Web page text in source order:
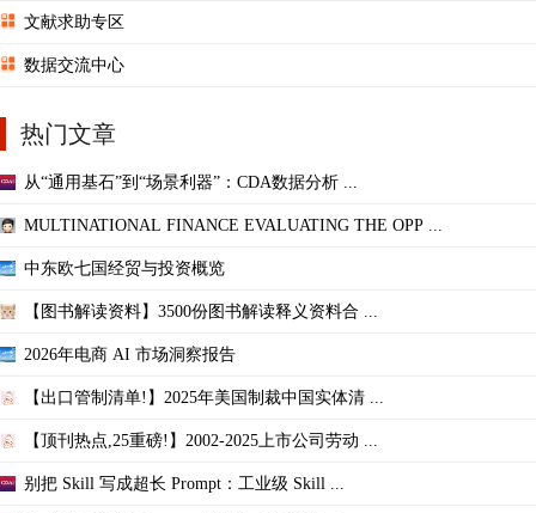
文献求助专区
数据交流中心
热门文章
从“通用基石”到“场景利器”：CDA数据分析 ...
MULTINATIONAL FINANCE EVALUATING THE OPP ...
中东欧七国经贸与投资概览
【图书解读资料】3500份图书解读释义资料合 ...
2026年电商 AI 市场洞察报告
【出口管制清单!】2025年美国制裁中国实体清 ...
【顶刊热点,25重磅!】2002-2025上市公司劳动 ...
别把 Skill 写成超长 Prompt：工业级 Skill ...